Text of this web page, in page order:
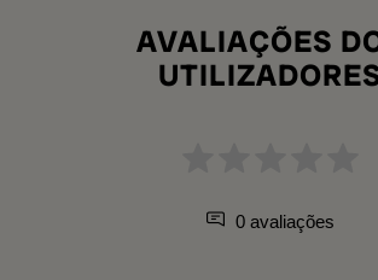
AVALIAÇÕES
0 avaliações